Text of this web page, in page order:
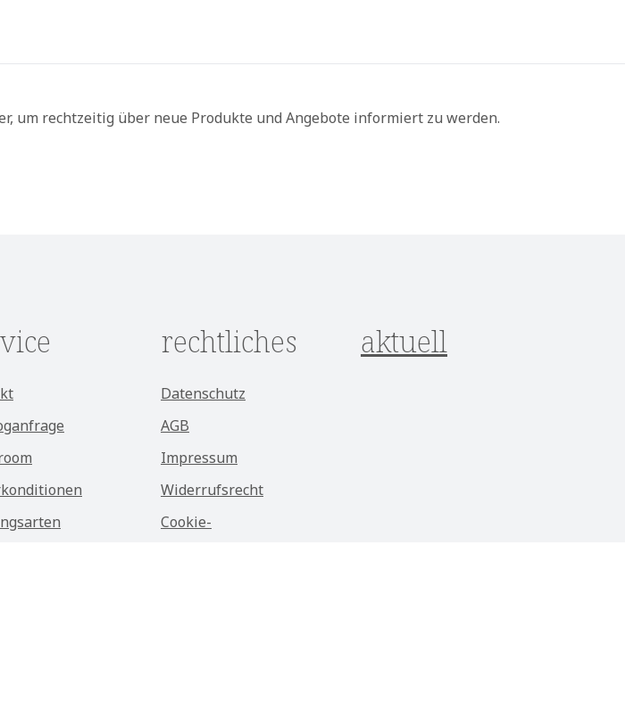
um rechtzeitig über neue Produkte und Angebote informiert zu werden.
rechtliches
Datenschutz
AGB
Impressum
Widerrufsrecht
Cookie-
aktuell